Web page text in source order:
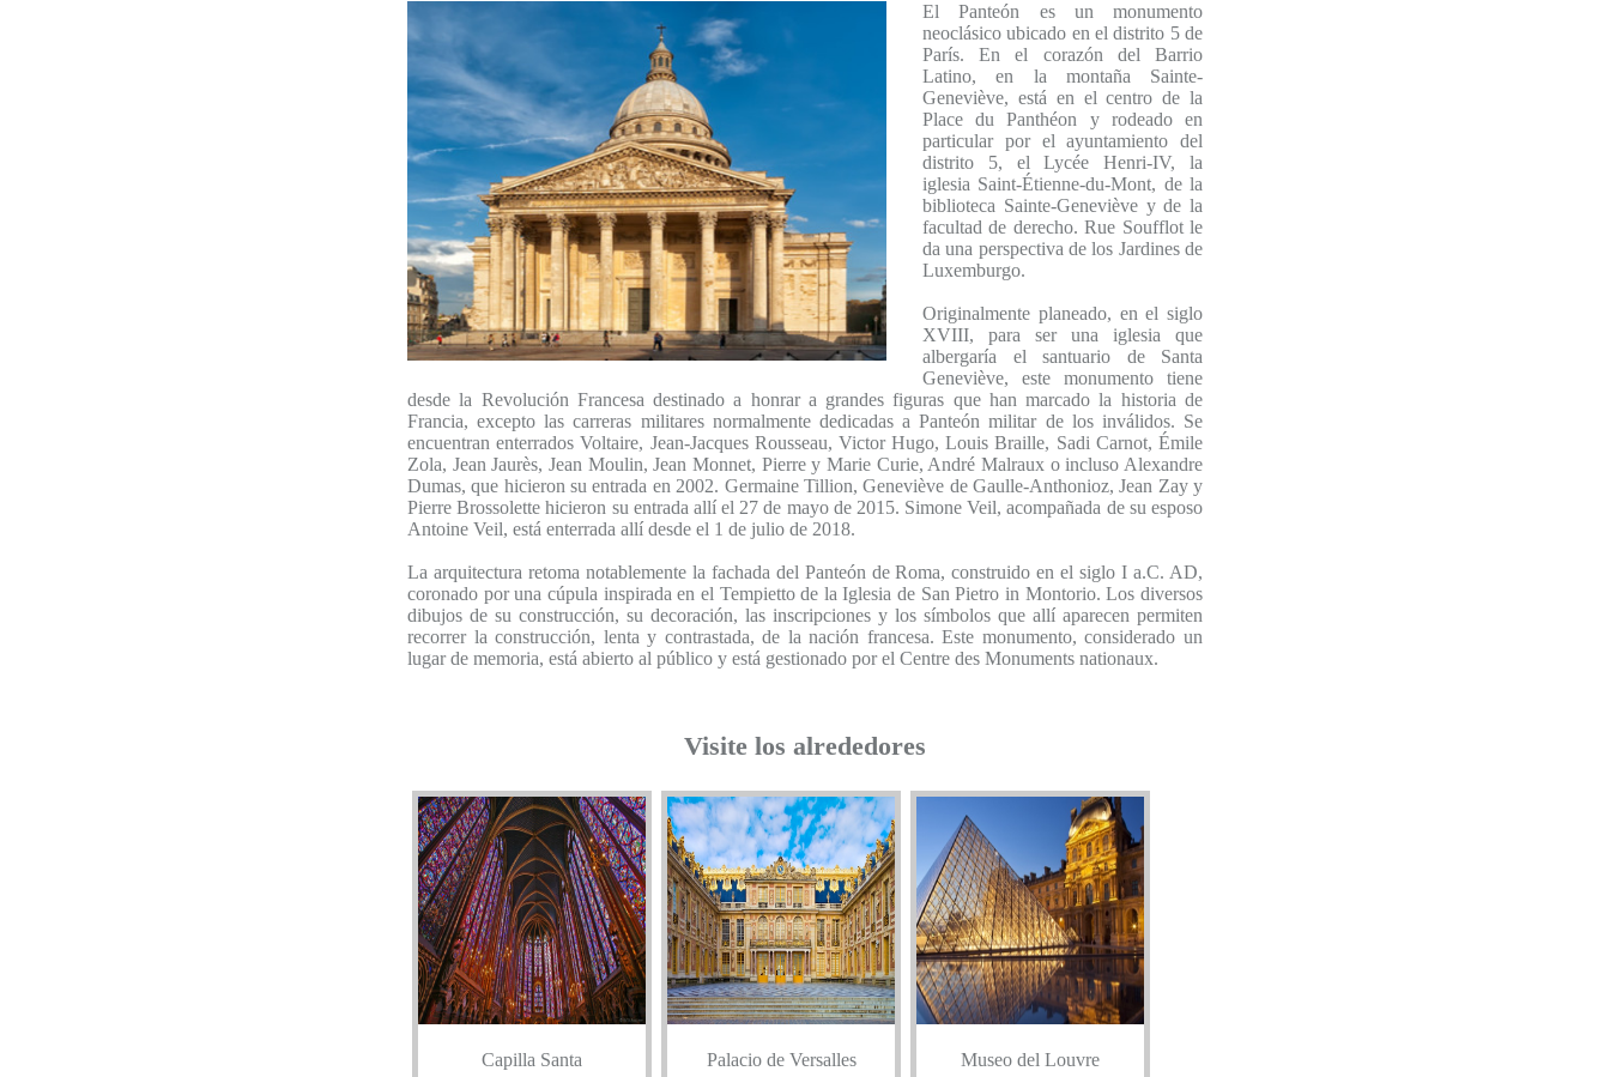
El Panteón es un monumento
neoclásico ubicado en el distrito 5 de
París. En el corazón del Barrio
Latino, en la montaña Sainte-
Geneviève, está en el centro de la
Place du Panthéon y rodeado en
particular por el ayuntamiento del
distrito 5, el Lycée Henri-IV, la
iglesia Saint-Étienne-du-Mont, de la
biblioteca Sainte-Geneviève y de la
facultad de derecho. Rue Soufflot le
da una perspectiva de los Jardines de
Luxemburgo.
Originalmente planeado, en el siglo
XVIII, para ser una iglesia que
albergaría el santuario de Santa
Geneviève, este monumento tiene
desde la Revolución Francesa destinado a honrar a grandes figuras que han marcado la historia de
Francia, excepto las carreras militares normalmente dedicadas a Panteón militar de los inválidos. Se
encuentran enterrados Voltaire, Jean-Jacques Rousseau, Victor Hugo, Louis Braille, Sadi Carnot, Émile
Zola, Jean Jaurès, Jean Moulin, Jean Monnet, Pierre y Marie Curie, André Malraux o incluso Alexandre
Dumas, que hicieron su entrada en 2002. Germaine Tillion, Geneviève de Gaulle-Anthonioz, Jean Zay y
Pierre Brossolette hicieron su entrada allí el 27 de mayo de 2015. Simone Veil, acompañada de su esposo
Antoine Veil, está enterrada allí desde el 1 de julio de 2018.
La arquitectura retoma notablemente la fachada del Panteón de Roma, construido en el siglo I a.C. AD,
coronado por una cúpula inspirada en el Tempietto de la Iglesia de San Pietro in Montorio. Los diversos
dibujos de su construcción, su decoración, las inscripciones y los símbolos que allí aparecen permiten
recorrer la construcción, lenta y contrastada, de la nación francesa. Este monumento, considerado un
lugar de memoria, está abierto al público y está gestionado por el Centre des Monuments nationaux.
Visite los alrededores
Capilla Santa Palacio de Versalles Museo del Louvre